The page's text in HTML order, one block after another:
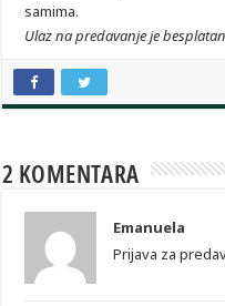
samima.
Ulaz na predavanje je
2 KOMENTARA
Emanuela
Prijava za